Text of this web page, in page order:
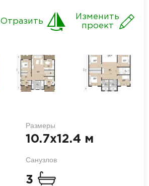
Изменить
проект
Отразить
Размеры
10.7x12.4 м
Санузлов
3